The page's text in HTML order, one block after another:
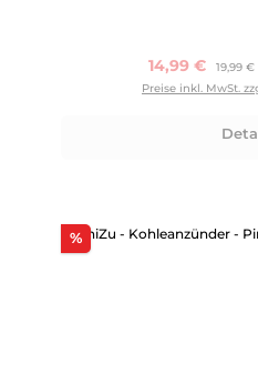
Verkaufspreis:
14,99 € 19,99 €
Preise inkl. MwSt.
%Rabatt